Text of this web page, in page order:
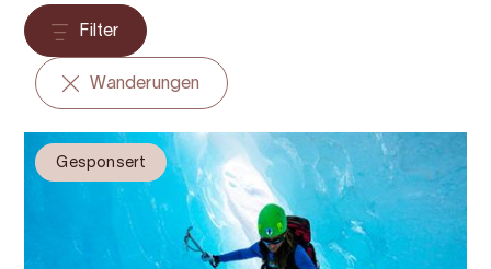
Filter
Wanderungen
Gesponsert